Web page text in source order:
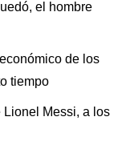
el hombre
de los
tiempo
Lionel Messi, a los